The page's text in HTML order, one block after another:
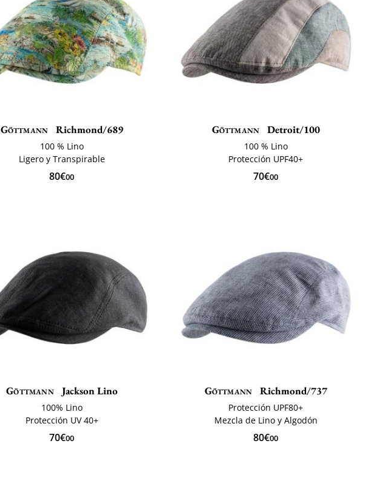
Göttmann Richmond/689
100 % Lino
Ligero y Transpirable
80€00
Göttmann Detroit/100
100 % Lino
Protección UPF40+
70€00
Göttmann Jackson Lino
100% Lino
Protección UV 40+
70€00
Göttmann Richmond/737
Protección UPF80+
Mezcla de Lino y Algodón
80€00